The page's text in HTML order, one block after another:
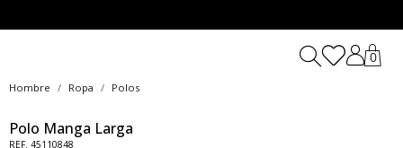
0
Hombre Ropa Polos
Polo Manga Larga
REF. 45110848